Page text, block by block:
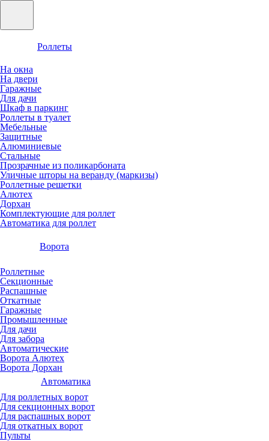
Роллеты
На окна
На двери
Гаражные
Для дачи
Шкаф в паркинг
Роллеты в туалет
Мебельные
Защитные
Алюминиевые
Стальные
Прозрачные из поликарбоната
Уличные шторы на веранду (маркизы)
Роллетные решетки
Алютех
Дорхан
Комплектующие для роллет
Автоматика для роллет
Ворота
Роллетные
Секционные
Распашные
Откатные
Гаражные
Промышленные
Для дачи
Для забора
Автоматические
Ворота Алютех
Ворота Дорхан
Автоматика
Для роллетных ворот
Для секционных ворот
Для распашных ворот
Для откатных ворот
Пульты